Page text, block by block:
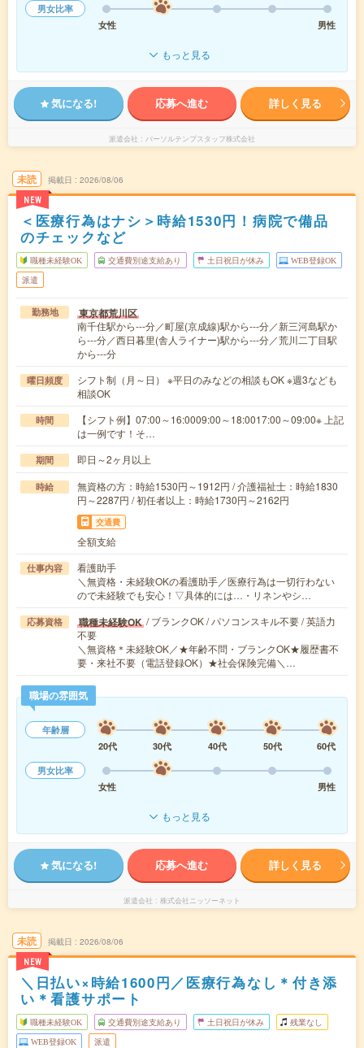
男女比率
女性
男性
もっと見る
気になる! 応募へ進む 詳しく見る
派遣会社 パーソルテンプスタッフ株式会社
未読
NEW
掲載日 2026/08/06
＜医療行為はナシ＞時給1530円！病院で備品
のチェックなど
職種未経験OK 交通費別途支給あり 土日祝日が休み WEB登録OK
派遣
勤務地 東京都荒川区
南千住駅から---分／町屋(京成線)駅から---分／新三河島駅か
ら---分／西日暮里(舎人ライナー)駅から---分／荒川二丁目駅
から---分
曜日頻度
シフト制（月～日） ※平日のみなどの相談もOK ※週3なども
相談OK
時間
【シフト例】07:00～16:0009:00～18:0017:00～09:00※ 上記
は一例です！そ…
期間 即日～2ヶ月以上
時給
無資格の方：時給1530円～1912円 / 介護福祉士：時給1830
円～2287円 / 初任者以上：時給1730円～2162円
交通費
全額支給
仕事内容
看護助手
＼無資格・未経験OKの看護助手／医療行為は一切行わない
ので未経験でも安心！▽具体的には…・リネンやシ…
応募資格 職種未経験OK / ブランクOK / パソコンスキル不要 / 英語力
不要
＼無資格＊未経験OK／★年齢不問・ブランクOK★履歴書不
要・来社不要（電話登録OK）★社会保険完備＼…
職場の雰囲気
年齢層
20代
30代 40代 50代
60代
男女比率
女性
男性
もっと見る
気になる! 応募へ進む 詳しく見る
派遣会社 株式会社ニッソーネット
未読
NEW
掲載日 2026/08/06
＼日払い×時給1600円／医療行為なし＊付き添
い＊看護サポート
職種未経験OK 交通費別途支給あり 土日祝日が休み 残業なし
WEB登録OK 派遣